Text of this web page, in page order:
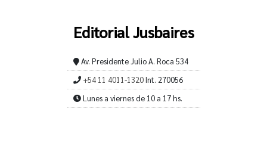
Editorial Jusbaires
Av. Presidente Julio A. Roca 534
+54 11 4011-1320Int. 270056
Lunes a viernes de 10 a 17 hs.